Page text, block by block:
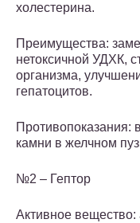
холестерина.
Преимущества:
нетоксичной УДХК,
организма,
гепатоцитов.
Противопоказания:
камни в желчном
№2 – Гептор
Активное